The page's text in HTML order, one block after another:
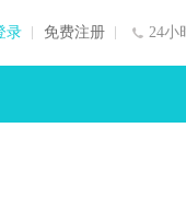
24小
录 免费注册